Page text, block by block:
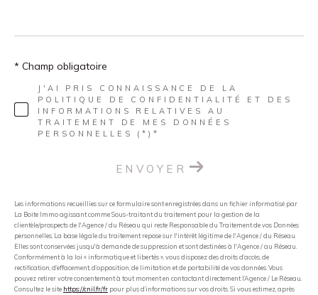
J'AI PRIS CONNAISSANCE DE LA
POLITIQUE DE CONFIDENTIALITÉ ET DES
INFORMATIONS RELATIVES AU
TRAITEMENT DE MES DONNÉES
PERSONNELLES (*)*
* Champ obligatoire
ENVOYER
Les informations recueillies sur ce formulaire sont enregistrées dans un fichier informatisé par
La Boite Immo agissant comme Sous-traitant du traitement pour la gestion de la
clientèle/prospects de l'Agence / du Réseau qui reste Responsable du Traitement de vos Données
personnelles. La base légale du traitement repose sur l'intérêt légitime de l'Agence / du Réseau.
Elles sont conservées jusqu'à demande de suppression et sont destinées à l'Agence / au Réseau.
Conformément à la loi « informatique et libertés », vous disposez des droits d’accès, de
rectification, d’effacement, d’opposition, de limitation et de portabilité de vos données. Vous
pouvez retirer votre consentement à tout moment en contactant directement l’Agence / Le Réseau.
Consultez le site https://cnil.fr/fr pour plus d’informations sur vos droits. Si vous estimez, après